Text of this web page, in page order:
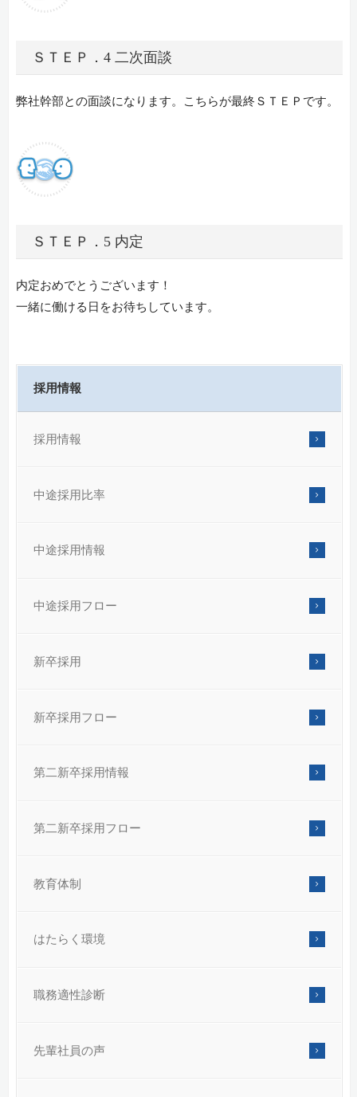
ＳＴＥＰ．4 二次面談
弊社幹部との面談になります。こちらが最終ＳＴＥＰです。
ＳＴＥＰ．5 内定
内定おめでとうございます！
一緒に働ける日をお待ちしています。
採用情報
採用情報
中途採用比率
中途採用情報
中途採用フロー
新卒採用
新卒採用フロー
第二新卒採用情報
第二新卒採用フロー
教育体制
はたらく環境
職務適性診断
先輩社員の声